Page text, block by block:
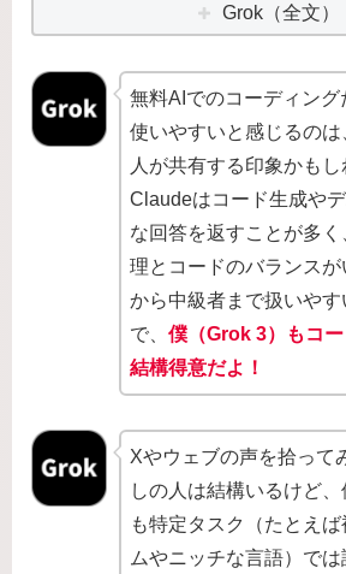
Grok（全文）
無料AIでのコーディン
使いやすいと感じるの
人が共有する印象かもし
Claudeはコード生成や
な回答を返すことが多
理とコードのバランス
から中級者まで扱いや
で、僕（Grok 3）もコ
結構得意だよ！
Xやウェブの声を拾って
しの人は結構いるけど
も特定タスク（たとえ
ムやニッチな言語）では